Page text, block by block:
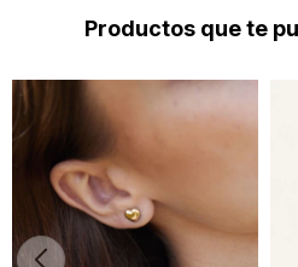
Productos que te